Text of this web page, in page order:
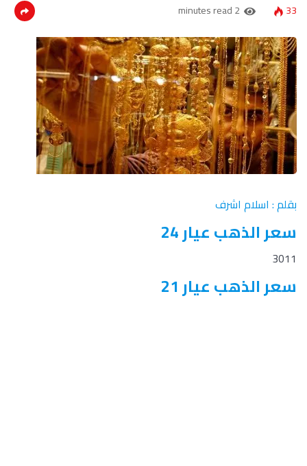
33
2 minutes read
بقلم : اسلام اشرف
سعر الذهب عيار 24
3011
سعر الذهب عيار 21